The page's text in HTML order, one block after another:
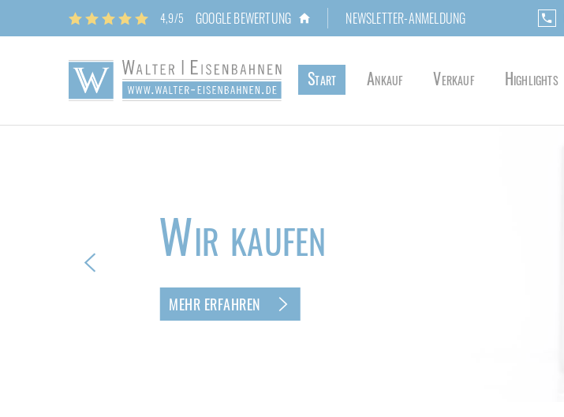
4,9/5 GOOGLE BEWERTUNG NEWSLETTER-ANMELDUNG
Start Ankauf Verkauf Highlights
Wir kaufen
MEHR ERFAHREN